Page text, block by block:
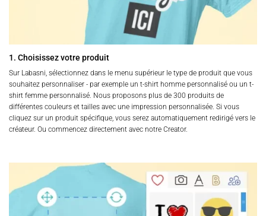
1. Choisissez votre produit
Sur Labasni, sélectionnez dans le menu supérieur le type de produit que vous
souhaitez personnaliser - par exemple un t-shirt homme personnalisé ou un t-
shirt femme personnalisé. Nous proposons plus de 300 produits de
différentes couleurs et tailles avec une impression personnalisée. Si vous
cliquez sur un produit spécifique, vous serez automatiquement redirigé vers le
créateur. Ou commencez directement avec notre Creator.